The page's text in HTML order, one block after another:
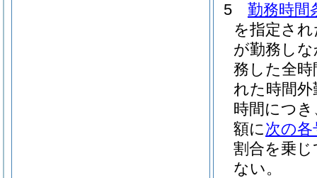
5
勤務時間
を指定さ
が勤務し
務した全
れた時間
時間につき
額に次の各
割合を乗
ない。